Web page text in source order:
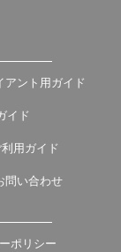
アント用ガイド
イド
用ガイド
問い合わせ
ポリシー